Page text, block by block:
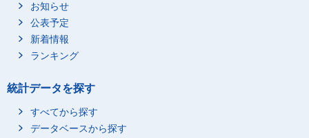
お知らせ
公表予定
新着情報
ランキング
統計データを探す
すべてから探す
データベースから探す